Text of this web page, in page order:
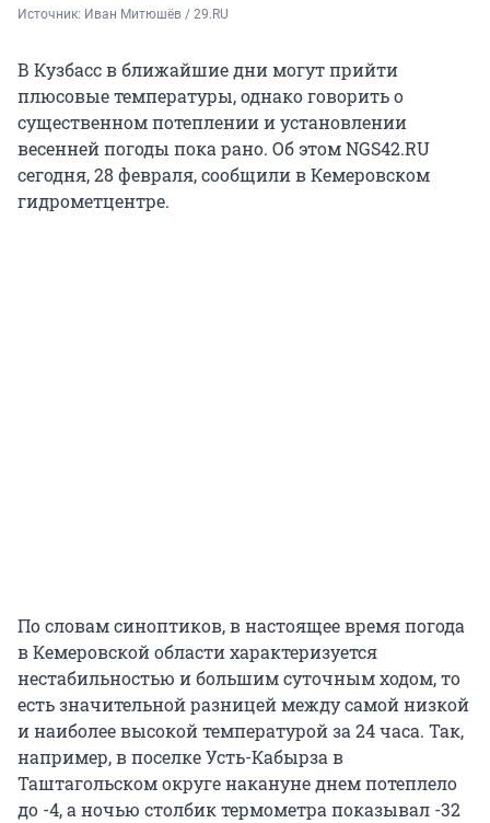
Источник: Иван Митюшёв / 29.RU
В Кузбасс в ближайшие дни могут прийти
плюсовые температуры, однако говорить о
существенном потеплении и установлении
весенней погоды пока рано. Об этом NGS42.RU
сегодня, 28 февраля, сообщили в Кемеровском
гидрометцентре.
По словам синоптиков, в настоящее время погода
в Кемеровской области характеризуется
нестабильностью и большим суточным ходом, то
есть значительной разницей между самой низкой
и наиболее высокой температурой за 24 часа. Так,
например, в поселке Усть-Кабырза в
Таштагольском округе накануне днем потеплело
до -4, а ночью столбик термометра показывал -32